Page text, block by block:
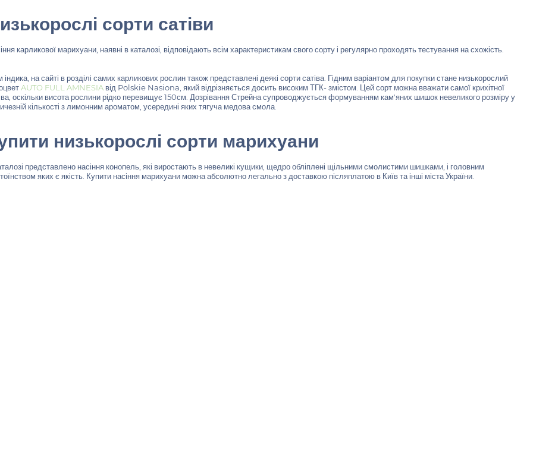
сорти сатіви
карликової марихуани, наявні в каталозі, відповідають всім характеристикам свого сорту і регулярно проходять тестування на схожість.
індика, на сайті в розділі самих карликових рослин також представлені деякі сорти сатіва. Гідним варіантом для покупки стане низькорослий
AUTO FULL AMNESIA від Polskie Nasiona, який відрізняється досить високим ТГК- змістом. Цей сорт можна вважати самої крихітної
оскільки висота рослини рідко перевищує 150см. Дозрівання Стрейна супроводжується формуванням кам'яних шишок невеликого розміру у
кількості з лимонним ароматом, усередині яких тягуча медова смола.
низькорослі сорти марихуани
представлено насіння конопель, які виростають в невеликі кущики, щедро обліплені щільними смолистими шишками, і головним
яких є якість. Купити насіння марихуани можна абсолютно легально з доставкою післяплатою в Київ та інші міста України.